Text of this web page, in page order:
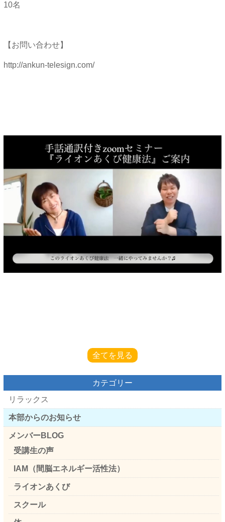
10名
【お問い合わせ】
http://ankun-telesign.com/
全てを見る
カテゴリー
リラックス
本部からのお知らせ
メンバーBLOG
受講生の声
IAM（間脳エネルギー活性法）
ライオンあくび
スクール